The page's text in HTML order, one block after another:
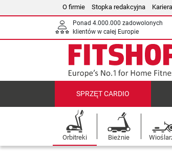
O firmie Stopka redakcyjna Kariera
Ponad 4.000.000 zadowolonych
klientów w całej Europie
SPRZĘT CARDIO
Orbitreki Bieżnie